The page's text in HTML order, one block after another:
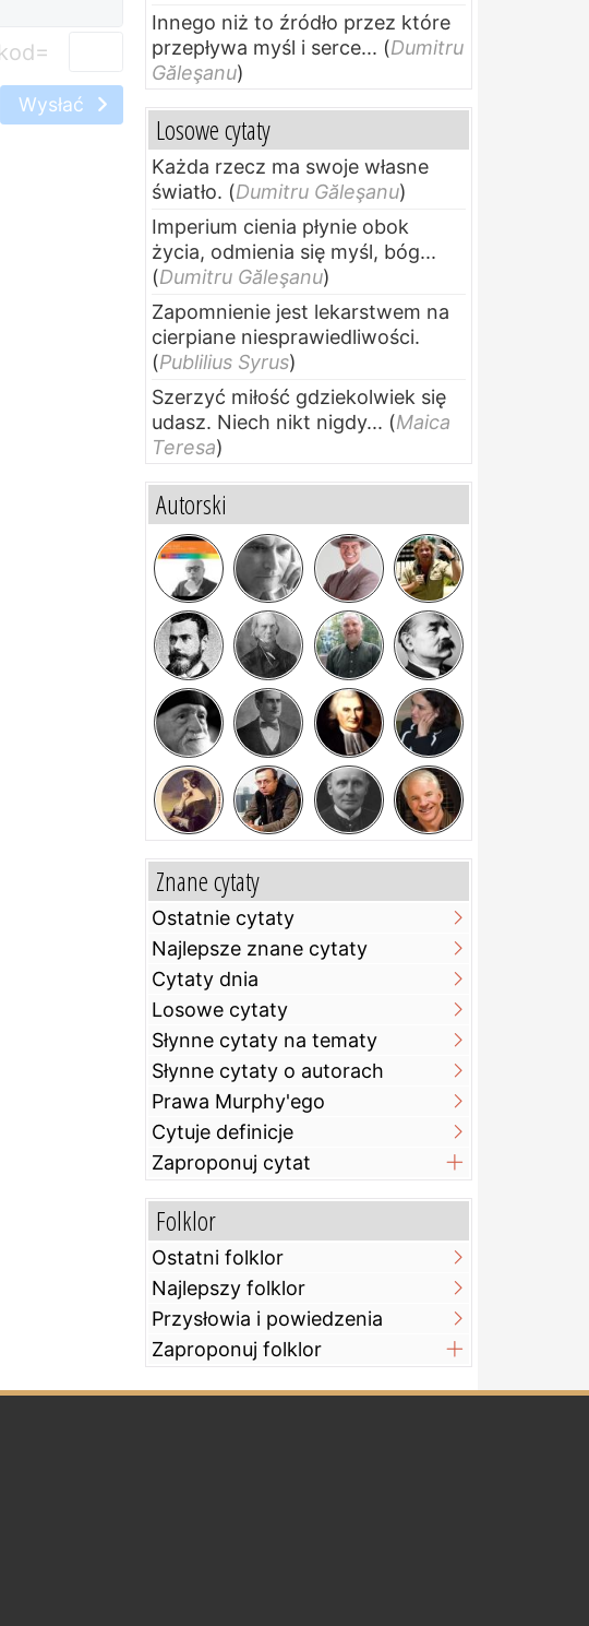
=
Wysłać
Innego niż to źródło przez które
przepływa myśl i serce... (Dumitru
Găleşanu)
Losowe cytaty
Każda rzecz ma swoje własne
światło. (Dumitru Găleşanu)
Imperium cienia płynie obok
życia, odmienia się myśl, bóg...
(Dumitru Găleşanu)
Zapomnienie jest lekarstwem na
cierpiane niesprawiedliwości.
(Publilius Syrus)
Szerzyć miłość gdziekolwiek się
udasz. Niech nikt nigdy... (Maica
Teresa)
Autorski
Znane cytaty
Ostatnie cytaty
Najlepsze znane cytaty
Cytaty dnia
Losowe cytaty
Słynne cytaty na tematy
Słynne cytaty o autorach
Prawa Murphy'ego
Cytuje definicje
Zaproponuj cytat
Folklor
Ostatni folklor
Najlepszy folklor
Przysłowia i powiedzenia
Zaproponuj folklor